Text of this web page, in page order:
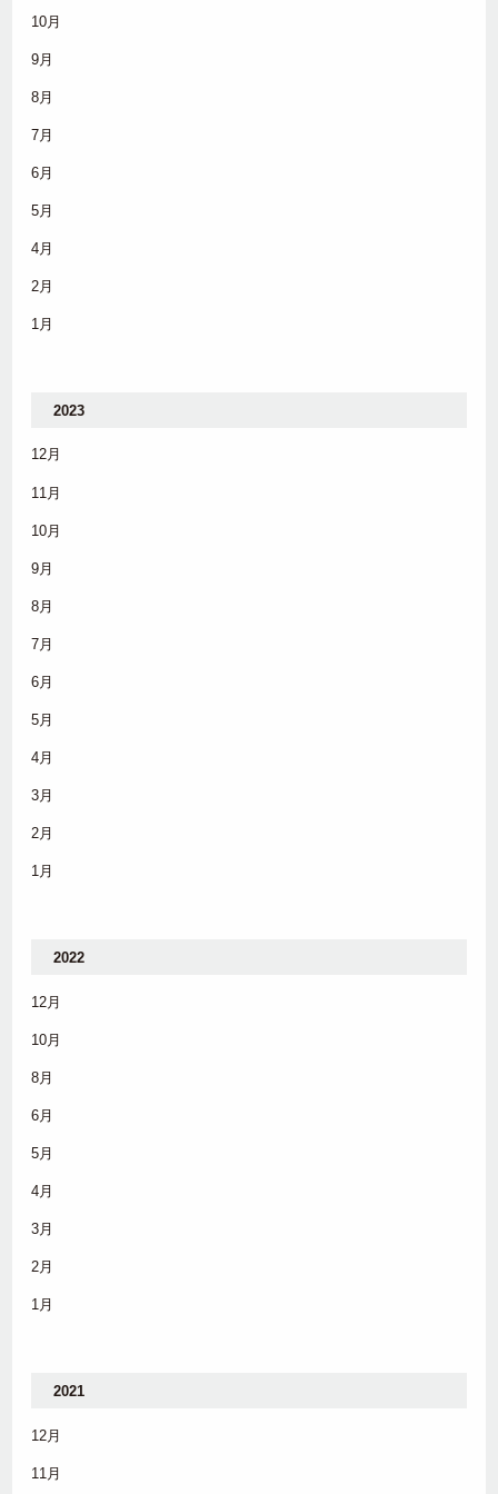
10月
9月
8月
7月
6月
5月
4月
2月
1月
2023
12月
11月
10月
9月
8月
7月
6月
5月
4月
3月
2月
1月
2022
12月
10月
8月
6月
5月
4月
3月
2月
1月
2021
12月
11月